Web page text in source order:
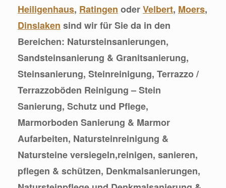
Heiligenhaus, Ratingen oderVelbert, Moers,
Dinslaken sind wir für Sie da in den
Bereichen: Natursteinsanierungen,
Sandsteinsanierung & Granitsanierung,
Steinsanierung, Steinreinigung, Terrazzo /
Terrazzoböden Reinigung – Stein
Sanierung, Schutz und Pflege,
Marmorboden Sanierung & Marmor
Aufarbeiten, Natursteinreinigung &
Natursteine versiegeln,reinigen, sanieren,
pflegen & schützen, Denkmalsanierungen,